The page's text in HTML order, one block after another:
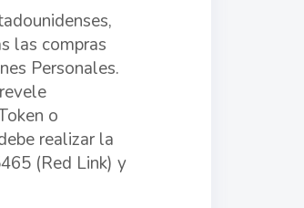
las compras
Personales.
o
realizar la
(Red Link) y